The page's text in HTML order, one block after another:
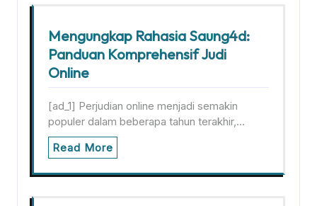
Mengungkap Rahasia Saung4d:
Panduan Komprehensif Judi
Online
[ad_1] Perjudian online menjadi semakin
populer dalam beberapa tahun terakhir,…
Read More